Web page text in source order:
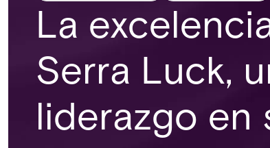
La
Serra Luck,
liderazgo en